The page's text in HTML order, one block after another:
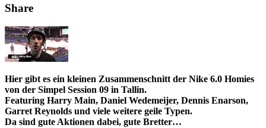
Share
Hier gibt es ein kleinen Zusammenschnitt der Nike 6.0 Homies
von der Simpel Session 09 in Tallin.
Featuring Harry Main, Daniel Wedemeijer, Dennis Enarson,
Garret Reynolds und viele weitere geile Typen.
Da sind gute Aktionen dabei, gute Bretter…